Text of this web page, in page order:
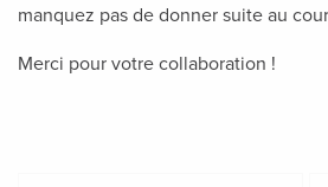
manquez pas de donner suite au
Merci pour votre collaboration !